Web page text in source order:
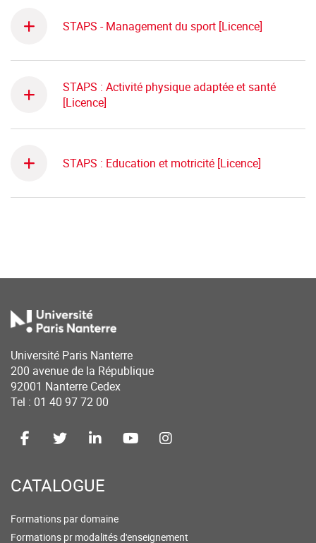
STAPS - Management du sport [Licence]
STAPS : Activité physique adaptée et santé
[Licence]
STAPS : Education et motricité [Licence]
Université Paris Nanterre
200 avenue de la République
92001 Nanterre Cedex
Tel : 01 40 97 72 00
CATALOGUE
Formations par domaine
Formations pr modalités d'enseignement